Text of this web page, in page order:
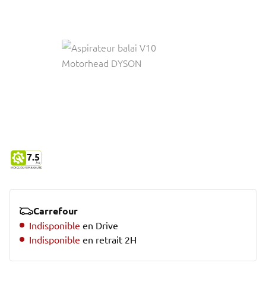
7.5
Carrefour
Indisponible en Drive
Indisponible en retrait 2H